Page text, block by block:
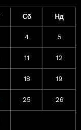
Сб Нд
4 5
11 12
18 19
25 26